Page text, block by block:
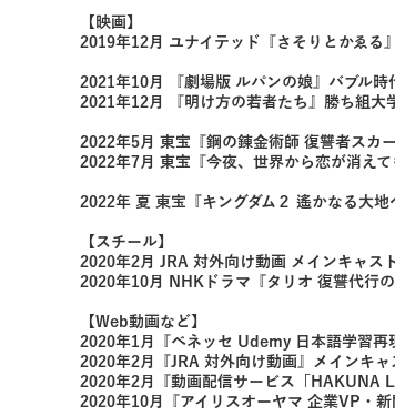
【映画】
2019年12月 ユナイテッド『さそりとかゑる
2021年10月 『劇場版 ルパンの娘』バブル時
2021年12月 『明け方の若者たち』勝ち組大
2022年5月 東宝『鋼の錬金術師 復讐者スカ
2022年7月 東宝『今夜、世界から恋が消え
2022年 夏 東宝『キングダム２ 遙かなる大
【スチール】
2020年2月 JRA 対外向け動画 メインキャスト
2020年10月 NHKドラマ『タリオ 復讐代行
【Web動画など】
2020年1月『ベネッセ Udemy 日本語学習
2020年2月『JRA 対外向け動画』メインキャ
2020年2月『動画配信サービス「HAKUNA
2020年10月『アイリスオーヤマ 企業VP・新